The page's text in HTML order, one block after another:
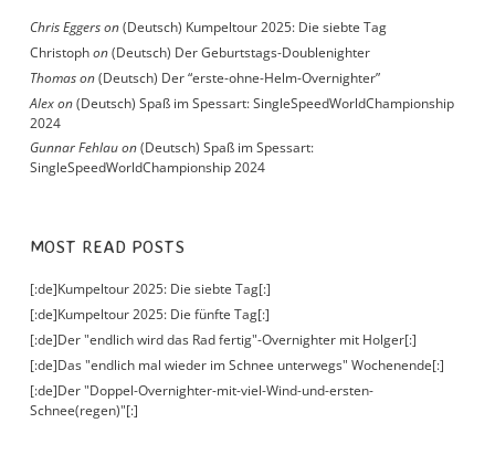
Chris Eggerson(Deutsch) Kumpeltour 2025: Die siebte Tag
Christophon(Deutsch) Der Geburtstags-Doublenighter
Thomason(Deutsch) Der “erste-ohne-Helm-Overnighter”
Alexon(Deutsch) Spaß im Spessart: SingleSpeedWorldChampionship
2024
Gunnar Fehlauon(Deutsch) Spaß im Spessart:
SingleSpeedWorldChampionship 2024
MOST READ POSTS
[:de]Kumpeltour 2025: Die siebte Tag[:]
[:de]Kumpeltour 2025: Die fünfte Tag[:]
[:de]Der "endlich wird das Rad fertig"-Overnighter mit Holger[:]
[:de]Das "endlich mal wieder im Schnee unterwegs" Wochenende[:]
[:de]Der "Doppel-Overnighter-mit-viel-Wind-und-ersten-
Schnee(regen)"[:]